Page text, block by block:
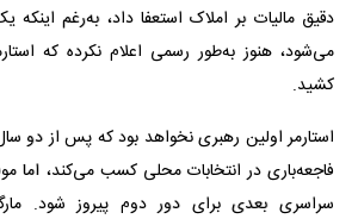
دقیق مالیات بر املاک استعفا داد، به‌رغم
می‌شود، هنوز به‌طور رسمی اعلام نکرده که
کشید.
استارمر اولین رهبری نخواهد بود که پس از دو
فاجعه‌باری در انتخابات محلی کسب می‌کند، اما
سراسری بعدی برای دور دوم پیروز شود.